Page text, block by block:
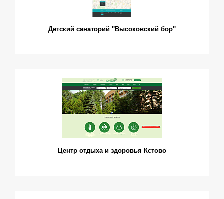
Детский санаторий "Высоковский бор"
Центр отдыха и здоровья Кстово